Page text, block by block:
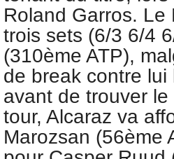
Roland Garros.
trois sets (6/3 6/4
(310ème ATP),
de break contre
avant de trouver
tour, Alcaraz va
Marozsan (56ème